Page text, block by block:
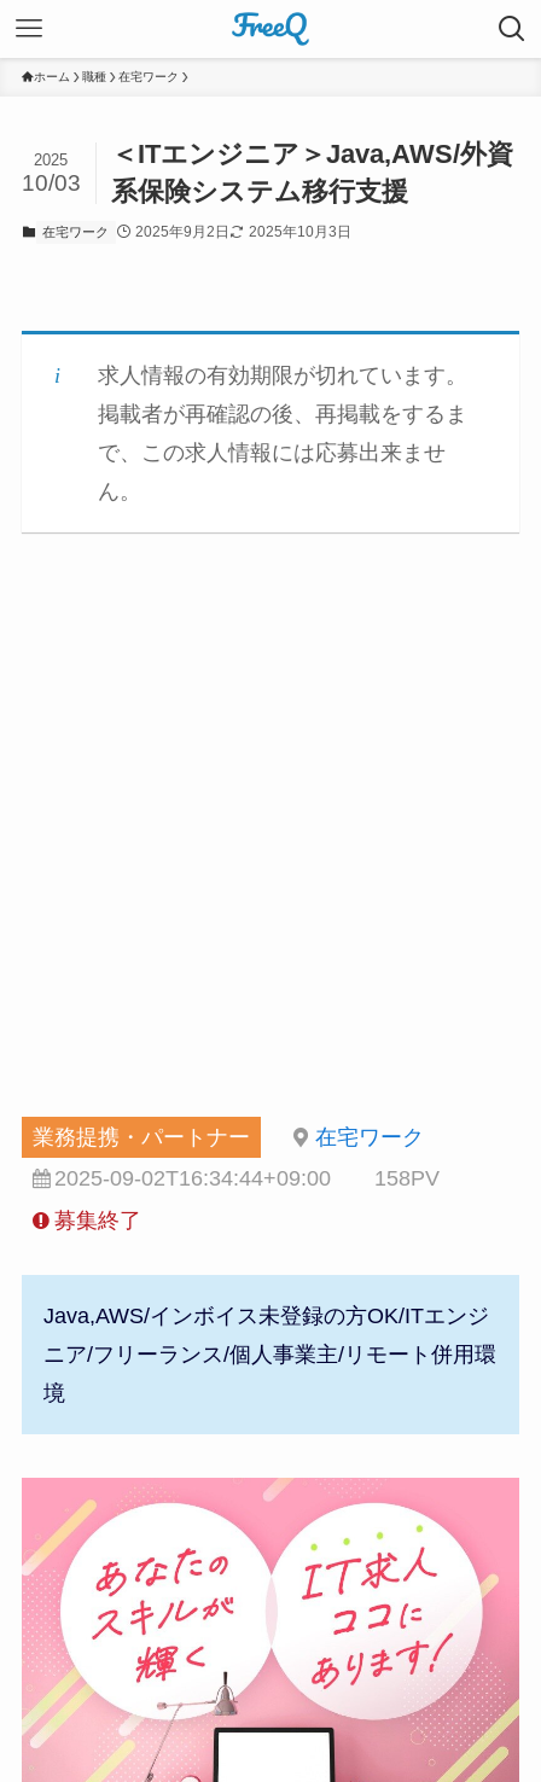
ホーム 職種 在宅ワーク
＜ITエンジニア＞Java,AWS/外資
系保険システム移行支援
2025
10/03
在宅ワーク 2025年9月2日 2025年10月3日
求人情報の有効期限が切れています。
掲載者が再確認の後、再掲載をするま
で、この求人情報には応募出来ませ
ん。
業務提携・パートナー
在宅ワーク
2025-09-02T16:34:44+09:00
158PV
募集終了
Java,AWS/インボイス未登録の方OK/ITエンジ
ニア/フリーランス/個人事業主/リモート併用環
境